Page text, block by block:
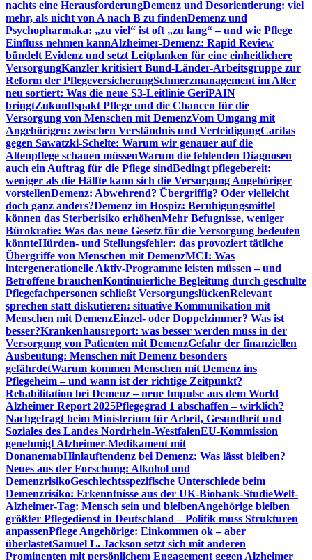
nachts eine HerausforderungDemenz und Desorientierung: viel
mehr, als nicht von A nach B zu findenDemenz und
Psychopharmaka: „zu viel“ ist oft „zu lang“ – und wie Pflege
Einfluss nehmen kannAlzheimer-Demenz: Rapid Review
bündelt Evidenz und setzt Leitplanken für eine einheitlichere
VersorgungKanzler kritisiert Bund-Länder-Arbeitsgruppe zur
Reform der PflegeversicherungSchmerzmanagement im Alter
neu sortiert: Was die neue S3-Leitlinie GeriPAIN
bringtZukunftspakt Pflege und die Chancen für die
Versorgung von Menschen mit DemenzVom Umgang mit
Angehörigen: zwischen Verständnis und VerteidigungCaritas
gegen Sawatzki-Schelte: Warum wir genauer auf die
Altenpflege schauen müssenWarum die fehlenden Diagnosen
auch ein Auftrag für die Pflege sindBedingt pflegebereit:
weniger als die Hälfte kann sich die Versorgung Angehöriger
vorstellenDemenz: Abwehrend? Übergriffig? Oder vielleicht
doch ganz anders?Demenz im Hospiz: Beruhigungsmittel
können das Sterberisiko erhöhenMehr Befugnisse, weniger
Bürokratie: Was das neue Gesetz für die Versorgung bedeuten
könnteHürden- und Stellungsfehler: das provoziert tätliche
Übergriffe von Menschen mit DemenzMCI: Was
intergenerationelle Aktiv-Programme leisten müssen – und
Betroffene brauchenKontinuierliche Begleitung durch geschulte
Pflegefachpersonen schließt VersorgungslückenRelevant
sprechen statt diskutieren: situative Kommunikation mit
Menschen mit DemenzEinzel- oder Doppelzimmer? Was ist
besser?Krankenhausreport: was besser werden muss in der
Versorgung von Patienten mit DemenzGefahr der finanziellen
Ausbeutung: Menschen mit Demenz besonders
gefährdetWarum kommen Menschen mit Demenz ins
Pflegeheim – und wann ist der richtige Zeitpunkt?
Rehabilitation bei Demenz – neue Impulse aus dem World
Alzheimer Report 2025Pflegegrad 1 abschaffen – wirklich?
Nachgefragt beim Ministerium für Arbeit, Gesundheit und
Soziales des Landes Nordrhein-WestfalenEU-Kommission
genehmigt Alzheimer-Medikament mit
DonanemabHinlauftendenz bei Demenz: Was lässt bleiben?
Neues aus der Forschung: Alkohol und
DemenzrisikoGeschlechtsspezifische Unterschiede beim
Demenzrisiko: Erkenntnisse aus der UK-Biobank-StudieWelt-
Alzheimer-Tag: Mensch sein und bleibenAngehörige bleiben
größter Pflegedienst in Deutschland – Politik muss Strukturen
anpassenPflege Angehörige: Einkommen ok – aber
überlastetSamuel L. Jackson setzt sich mit anderen
Prominenten mit persönlichem Engagement gegen Alzheimer